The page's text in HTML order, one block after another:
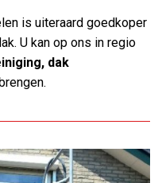
is uiteraard goedkoper
U kan op ons in regio
dak